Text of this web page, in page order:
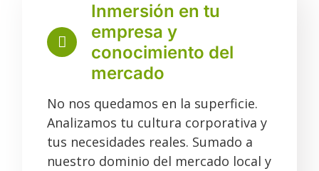
Inmersión en tu
empresa y
conocimiento del
mercado
No nos quedamos en la superficie.
Analizamos tu cultura corporativa y
tus necesidades reales. Sumado a
nuestro dominio del mercado local y